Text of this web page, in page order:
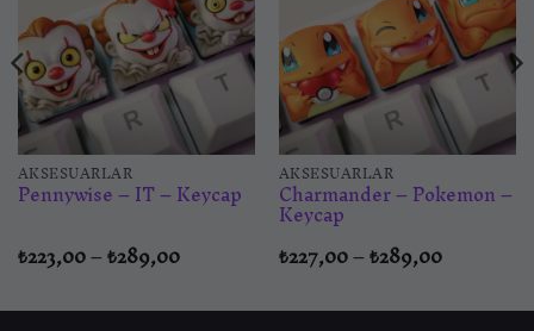
ekle
AKSESUARLAR
Pennywise – IT – Keycap
₺223,00–₺289,00Fiyat
aralığı:
-
₺289,00
ekle
AKSESUARLAR
Charmander – Pokemon –
Keycap
₺227,00–₺289,00Fiyat
aralığı:
-
₺289,00